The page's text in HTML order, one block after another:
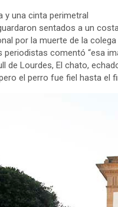
y una cinta perimetral
sentados a un
por la muerte de la
periodistas comentó “esa
de Lourdes, El chato,
el perro fue fiel hasta el